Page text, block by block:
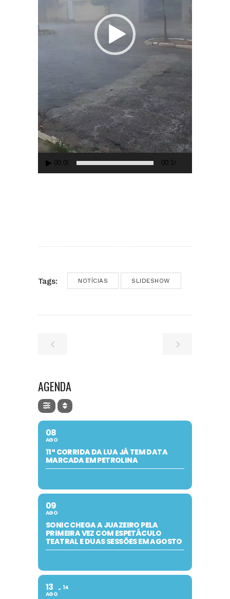
00:00 00:14
Tags: NOTÍCIAS SLIDESHOW
AGENDA
08
AGO
11ª CORRIDA DA LUA JÁ TEM DATA
MARCADA EM PETROLINA
09
AGO
SONIC CHEGA A JUAZEIRO PELA
PRIMEIRA VEZ COM ESPETÁCULO
TEATRAL E DUAS SESSÕES EM AGOSTO
13
AGO
14